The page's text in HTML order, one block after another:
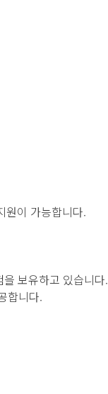
원이 가능합니다.
보유하고 있습니다.
합니다.